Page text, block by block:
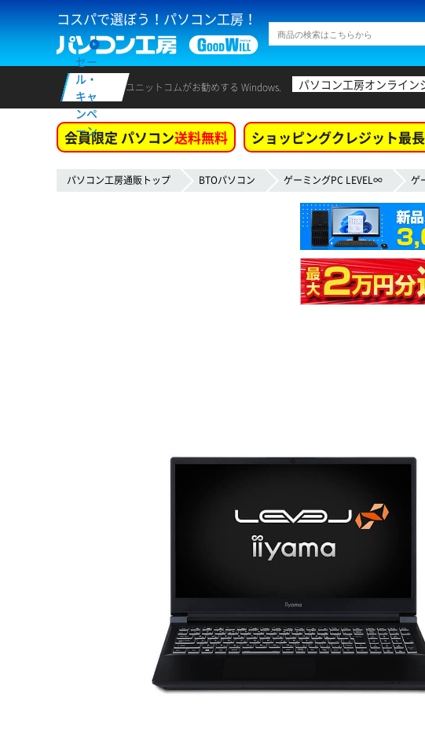
コスパで選ぼう！パソコン工房！
セー
ル・
キャ
ンペ
ーン
ユニットコムがお勧めする Windows. パソコン工房オンライ
会員限定 パソコン送料無料 ショッピングクレジット最
パソコン工房通販トップ BTOパソコン ゲーミングPC LEVEL∞ ゲ